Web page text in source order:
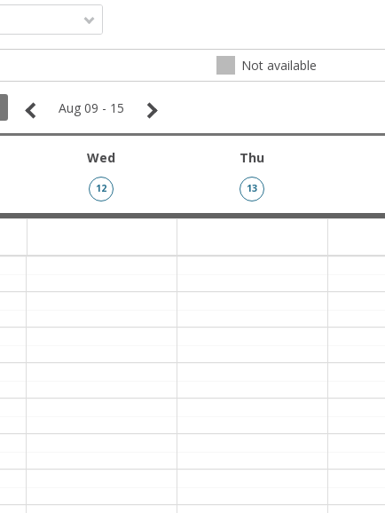
Not available
Aug 09 - 15
Wed
12
Thu
13